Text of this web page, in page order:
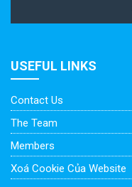
USEFUL LINKS
Contact Us
The Team
Members
Xoá Cookie Của Website